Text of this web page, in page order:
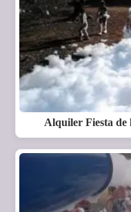
Alquiler Fiesta